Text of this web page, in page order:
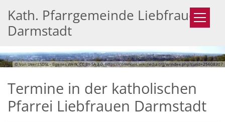
Kath. Pfarrgemeinde Liebfrauen
Darmstadt
© Von User:LSDSL - Eigenes Werk, CC BY-SA 3.0, https://commons.wikimedia.org/w/index.php?curid=25608307
Termine in der katholischen
Pfarrei Liebfrauen Darmstadt